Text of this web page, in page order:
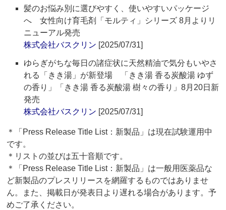
髪のお悩み別に選びやすく、使いやすいパッケージ
へ 女性向け育毛剤「モルティ」シリーズ 8月よりリ
ニューアル発売
株式会社バスクリン [2025/07/31]
ゆらぎがちな毎日の諸症状に天然精油で気分もいやさ
れる「きき湯」が新登場 「きき湯 香る炭酸湯 ゆず
の香り」「きき湯 香る炭酸湯 樹々の香り」8月20日新
発売
株式会社バスクリン [2025/07/31]
＊「Press Release Title List：新製品」は現在試験運用中
です。
＊リストの並びは五十音順です。
＊「Press Release Title List：新製品」は一般用医薬品な
ど新製品のプレスリリースを網羅するものではありませ
ん。また、掲載日が発表日より遅れる場合があります。予
めご了承ください。